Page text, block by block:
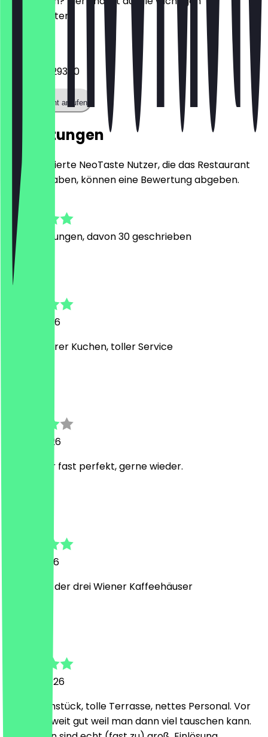
Kontaktdaten.
+493089729360
Restaurant anrufen
Bewertungen
Nur registrierte NeoTaste Nutzer, die das Restaurant
besucht haben, können eine Bewertung abgeben.
4.8
118Bewertungen, davon 30 geschrieben
Florian
26. Juli 2026
Sehr leckerer Kuchen, toller Service
22. Mai 2026
Wie immer fast perfekt, gerne wieder.
17. Mai 2026
Das Beste der drei Wiener Kaffeehäuser
18. April 2026
Super Frühstück, tolle Terrasse, nettes Personal. Vor
allem zu zweit gut weil man dann viel tauschen kann.